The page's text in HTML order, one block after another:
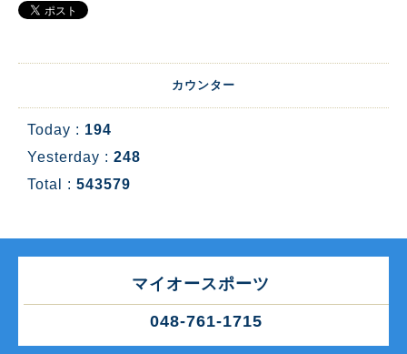
カウンター
Today : 194
Yesterday : 248
Total : 543579
マイオースポーツ
048-761-1715